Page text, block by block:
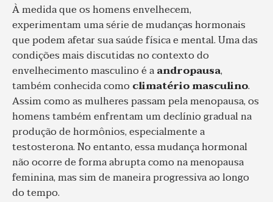
À medida que os homens envelhecem,
experimentam uma série de mudanças hormonais
que podem afetar sua saúde física e mental. Uma das
condições mais discutidas no contexto do
envelhecimento masculino é aandropausa,
também conhecida como climatério masculino.
Assim como as mulheres passam pela menopausa, os
homens também enfrentam um declínio gradual na
produção de hormônios, especialmente a
testosterona. No entanto, essa mudança hormonal
não ocorre de forma abrupta como na menopausa
feminina, mas sim de maneira progressiva ao longo
do tempo.